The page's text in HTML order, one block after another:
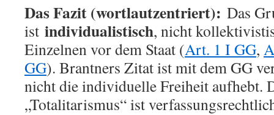
Das Fazit (wortlautzentriert): Das
ist individualistisch, nicht
Einzelnen vor dem Staat (Art. 1 I GG,
GG). Brantners Zitat ist mit dem GG
nicht die individuelle Freiheit aufhebt.
„Totalitarismus“ ist